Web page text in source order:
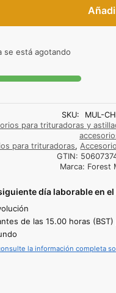
se está agotando
SKU:
MUL-
para trituradoras y
para trituradoras,
GTIN:
Marca: Forest
día laborable en
de las 15.00 horas
la información completa